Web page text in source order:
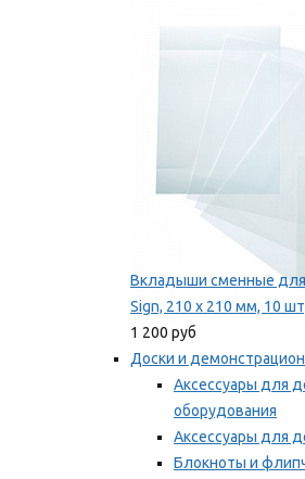
Вкладыши сменные для
Sign, 210 x 210 мм, 10
1 200 руб
Доски и
Аксессуары для
оборудования
Аксессуары для
Блокноты и